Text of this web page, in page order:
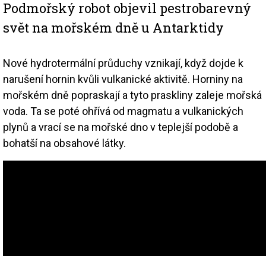
Podmořský robot objevil pestrobarevný
svět na mořském dně u Antarktidy
Nové hydrotermální průduchy vznikají, když dojde k
narušení hornin kvůli vulkanické aktivitě. Horniny na
mořském dně popraskají a tyto praskliny zaleje mořská
voda. Ta se poté ohřívá od magmatu a vulkanických
plynů a vrací se na mořské dno v teplejší podobě a
bohatší na obsahové látky.